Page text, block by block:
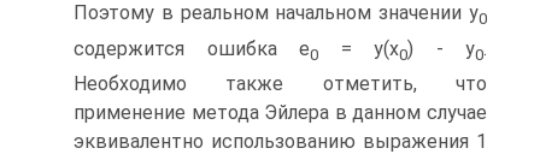
Поэтому в реальном начальном значении y0
содержится ошибка e0 = y(x0) - y0.
Необходимо также отметить, что
применение метода Эйлера в данном случае
эквивалентно использованию выражения 1